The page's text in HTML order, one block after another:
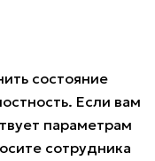
состояние
Если вам
параметрам
сотрудника